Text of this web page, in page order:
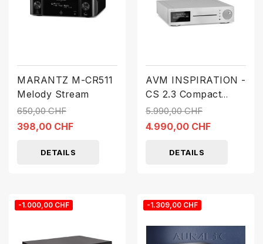
MARANTZ M-CR511
Melody Stream
650,00 CHF
398,00 CHF
DETAILS
AVM INSPIRATION -
CS 2.3 Compact
Streaming CD
Receiver
5.990,00 CHF
4.990,00 CHF
DETAILS
-1.000,00 CHF -1.309,00 CHF